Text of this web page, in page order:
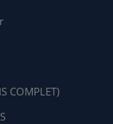
COMPLET)